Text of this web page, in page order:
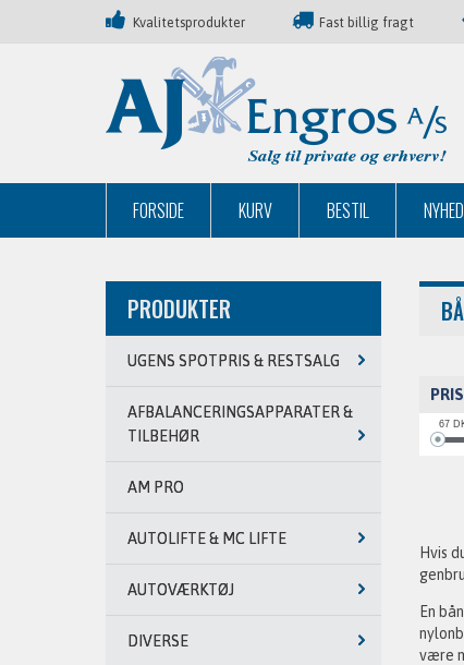
Kvalitetsprodukter Fast billig fragt
FORSIDE KURV BESTIL
PRODUKTER
UGENS SPOTPRIS & RESTSALG
AFBALANCERINGSAPPARATER &
TILBEHØR
AM PRO
AUTOLIFTE & MC LIFTE
AUTOVÆRKTØJ
DIVERSE
PRIS
67
Hvis
En
være